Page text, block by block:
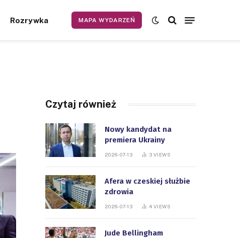
Rozrywka MAPA WYDARZEŃ
Czytaj również
Nowy kandydat na
premiera Ukrainy
2026-07-13 3 VIEWS
Afera w czeskiej służbie
zdrowia
2026-07-13 4 VIEWS
Jude Bellingham